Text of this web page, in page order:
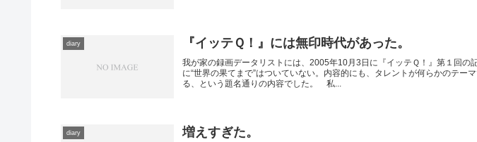
diary 『イッテＱ！』には無印時代があった。
我が家の録画データリストには、2005年10月3日に『イッテＱ！』第１回
に“世界の果てまで”はついていない。内容的にも、タレントが何らかのテー
る、という題名通りの内容でした。 私...
diary 増えすぎた。